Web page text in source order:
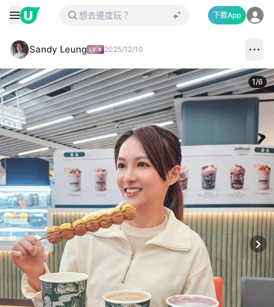
下載App
Sandy Leung 2025/12/10
1/6